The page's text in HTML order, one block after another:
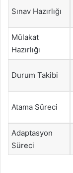
Sınav Hazırlığı
Mülakat
Hazırlığı
Durum Takibi
Atama Süreci
Adaptasyon
Süreci